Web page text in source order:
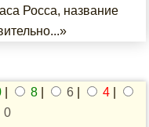
Росса, название
8 6 4
0